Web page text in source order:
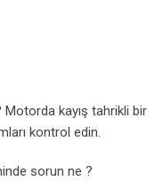
Motorda kayış tahrikli bir
kontrol edin.
sorun ne ?